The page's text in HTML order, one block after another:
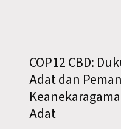
COP12 CBD:
Adat dan
Adat